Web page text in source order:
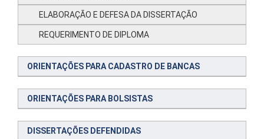
ELABORAÇÃO E DEFESA DA DISSERTAÇÃO
REQUERIMENTO DE DIPLOMA
ORIENTAÇÕES PARA CADASTRO DE BANCAS
ORIENTAÇÕES PARA BOLSISTAS
DISSERTAÇÕES DEFENDIDAS